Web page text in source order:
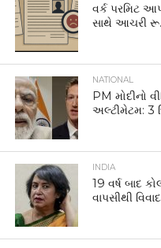
વર્ક પરમિટ
સાથે આચરી રૂ.
NATIONAL
PM મોદીનો
અલ્ટીમેટમ: 3
INDIA
19 વર્ષ બાદ
વાપસીથી વિવાદ